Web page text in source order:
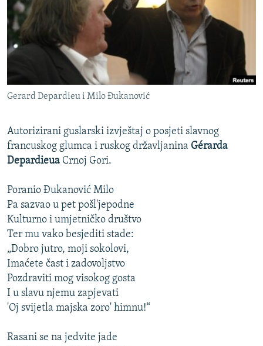
DNEVNO@RSE
SPECIJALI RSE
VIŠE OD NASLOVA
GENOCID U SREBRENICI
POPLAVE I KLIZIŠTA U BIH 2024.
POST SCRIPTUM
MOJA EVROPA
TRI DECENIJE OD RATA U BIH
SVE KARTE DEJTONA
NASTANAK I RASPAD JUGOSLAVIJE
Sve RFE/RL stranice
Gerard Depardieu i Milo Đukanović
Autorizirani guslarski izvještaj o posjeti slavnog
francuskog glumca i ruskog državljanina Gérarda
Depardieua Crnoj Gori.
Poranio Đukanović Milo
Pa sazvao u pet pošl'jepodne
Kulturno i umjetničko društvo
Ter mu vako besjediti stade:
„Dobro jutro, moji sokolovi,
Imaćete čast i zadovoljstvo
Pozdraviti mog visokog gosta
I u slavu njemu zapjevati
'Oj svijetla majska zoro' himnu!“
Rasani se na jedvite jade